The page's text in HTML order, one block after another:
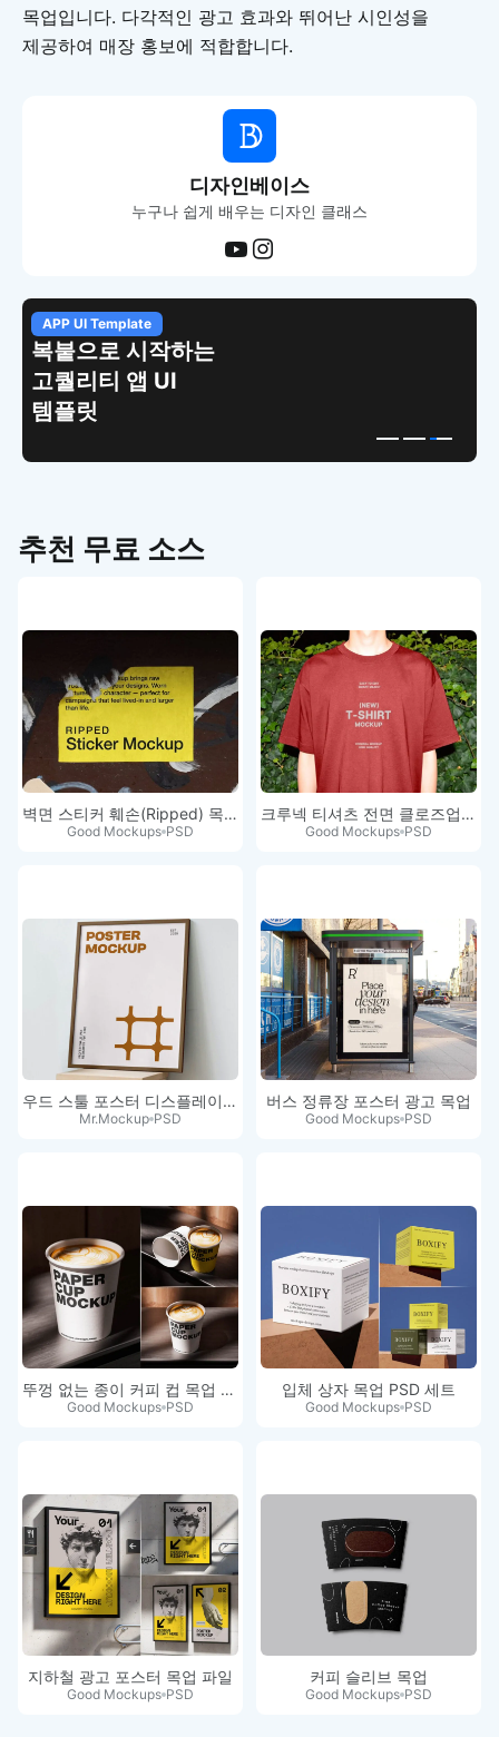
목업입니다. 다각적인 광고 효과와 뛰어난 시인성을
제공하여 매장 홍보에 적합합니다.
디자인베이스
누구나 쉽게 배우는 디자인 클래스
APP UI Template
복붙으로 시작하는
고퀄리티 앱 UI
템플릿
추천 무료 소스
벽면 스티커 훼손(Ripped) 목업
Good Mockups PSD
크루넥 티셔츠 전면 클로즈업 목업
Good Mockups PSD
우드 스툴 포스터 디스플레이 목업
Mr.Mockup PSD
버스 정류장 포스터 광고 목업
Good Mockups PSD
뚜껑 없는 종이 커피 컵 목업 세트
Good Mockups PSD
입체 상자 목업 PSD 세트
Good Mockups PSD
지하철 광고 포스터 목업 파일
Good Mockups PSD
커피 슬리브 목업
Good Mockups PSD